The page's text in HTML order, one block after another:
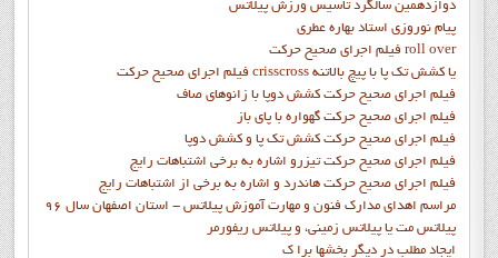
دوازدهمين سالگرد تاسيس ورزش پيلاتس
پيام نوروزي استاد بهاره عطري
فيلم اجراي صحيح حرکت roll over
فيلم اجراي صحيح حركت crisscross يا كشش تك پا با پيچ بالاتنه
فيلم اجراي صحيح حرکت كشش دوپا با زانوهاي صاف
فيلم اجراي صحيح حرکت گهواره با پاي باز
فيلم اجراي صحيح حرکت کشش تک پا و کشش دوپا
فيلم اجراي صحيح حرکت تيزرو اشاره به برخي اشتباهات رايج
فيلم اجراي صحيح حرکت هاندرد و اشاره به برخي از اشتباهات رايج
مراسم اهدای مدارک فنون و مهارت آموزش پیلاتس - استان اصفهان سال 96
پیلاتس مت یا پیلاتس زمینی، و پیلاتس ریفورمر
ايجاد مطلب در ديگر بخشها برا ک